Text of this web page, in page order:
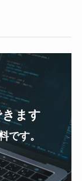
ます
です。